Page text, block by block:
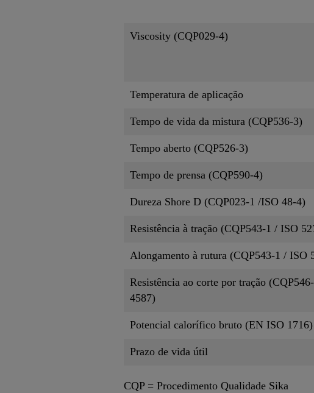
Viscosity (CQP029-4)
Temperatura de aplicação
Tempo de vida da mistura (CQP536-3)
Tempo aberto (CQP526-3)
Tempo de prensa (CQP590-4)
Dureza Shore D (CQP023-1 /ISO 48-4)
Resistência à tração (CQP543-1 / ISO
Alongamento à rutura (CQP543-1 / ISO
Resistência ao corte por tração
4587)
Potencial calorífico bruto (EN ISO 1716)
Prazo de vida útil
CQP = Procedimento Qualidade Sika